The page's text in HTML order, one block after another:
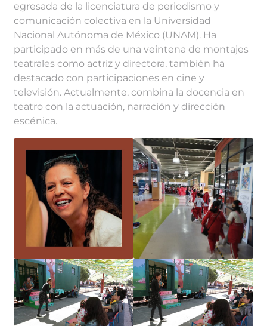
egresada de la licenciatura de periodismo y
comunicación colectiva en la Universidad
Nacional Autónoma de México (UNAM). Ha
participado en más de una veintena de montajes
teatrales como actriz y directora, también ha
destacado con participaciones en cine y
televisión. Actualmente, combina la docencia en
teatro con la actuación, narración y dirección
escénica.